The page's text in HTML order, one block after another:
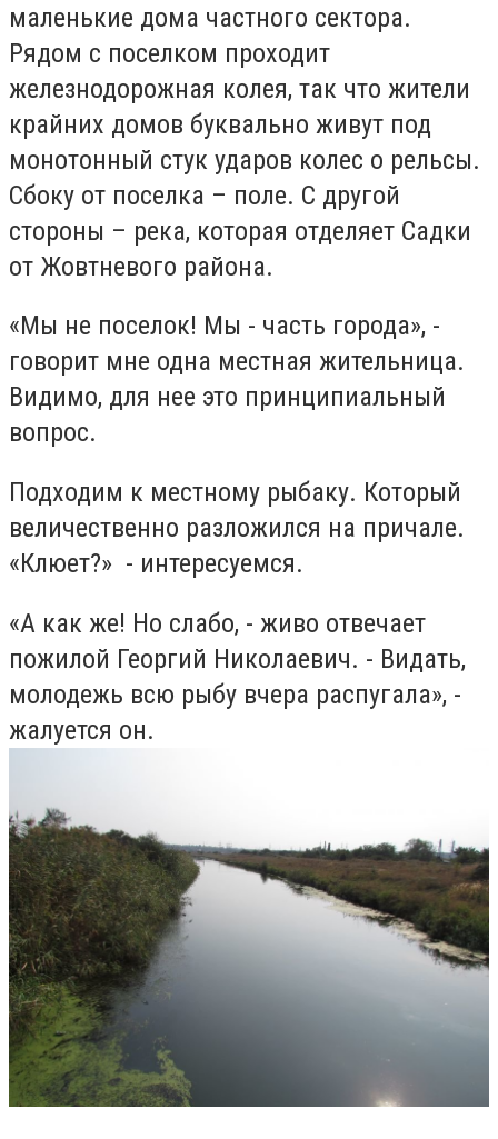
маленькие дома частного сектора.
Рядом с поселком проходит
железнодорожная колея, так что жители
крайних домов буквально живут под
монотонный стук ударов колес о рельсы.
Сбоку от поселка – поле. С другой
стороны – река, которая отделяет Садки
от Жовтневого района.
«Мы не поселок! Мы - часть города», -
говорит мне одна местная жительница.
Видимо, для нее это принципиальный
вопрос.
Подходим к местному рыбаку. Который
величественно разложился на причале.
«Клюет?» - интересуемся.
«А как же! Но слабо, - живо отвечает
пожилой Георгий Николаевич. - Видать,
молодежь всю рыбу вчера распугала», -
жалуется он.